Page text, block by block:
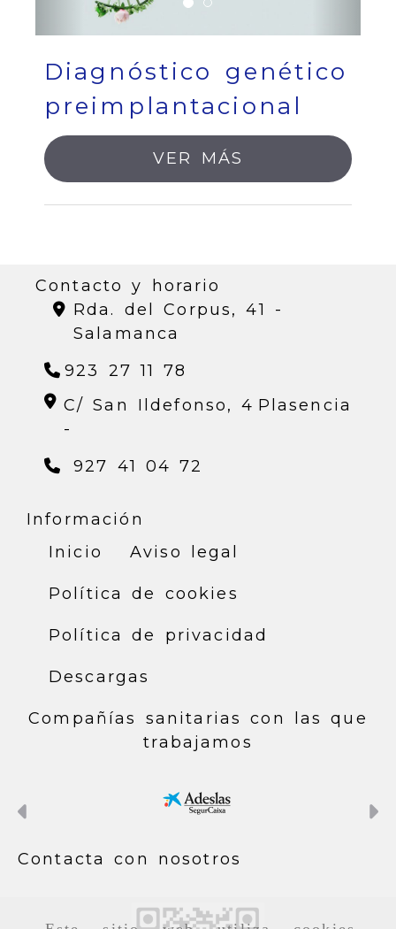
Diagnóstico genético
preimplantacional
VER MÁS
Contacto y horario
Rda. del Corpus, 41 -
Salamanca
923 27 11 78
C/ San Ildefonso, 4
-
Plasencia
927 41 04 72
Información
Inicio
Aviso legal
Política de cookies
Política de privacidad
Descargas
Compañías sanitarias con las que
trabajamos
Contacta con nosotros